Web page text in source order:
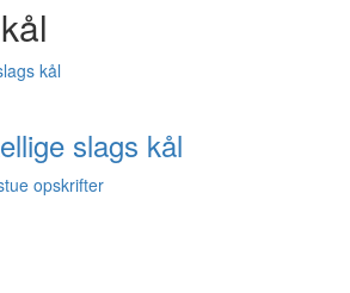
slags kål
opskrifter